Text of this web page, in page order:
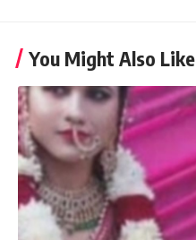
You Might Also Like